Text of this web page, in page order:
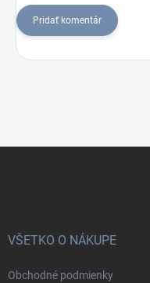
Pridať komentár
VŠETKO O NÁKUPE
Obchodné podmienky